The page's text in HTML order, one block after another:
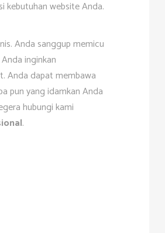
kebutuhan website Anda.
Anda sanggup memicu
inginkan
Anda dapat membawa
pun yang idamkan Anda
hubungi kami
.